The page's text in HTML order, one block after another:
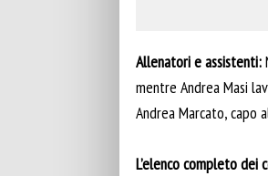
Allenatori e assistenti:
mentre Andrea Masi
Andrea Marcato, capo
L’elenco completo dei